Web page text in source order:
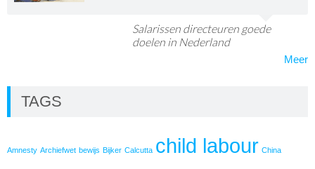
Salarissen directeuren goede
doelen in Nederland
Meer
TAGS
Amnesty Archiefwet bewijs Bijker Calcutta child labour China